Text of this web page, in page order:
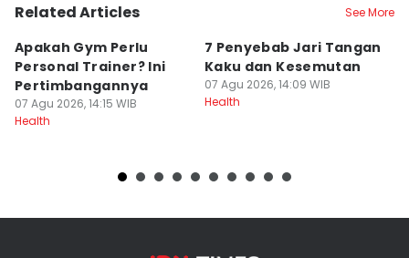
Related Articles See More
Apakah Gym Perlu
Personal Trainer? Ini
Pertimbangannya
07 Agu 2026, 14:15 WIB
Health
7 Penyebab Jari Tangan
Kaku dan Kesemutan
07 Agu 2026, 14:09 WIB
Health